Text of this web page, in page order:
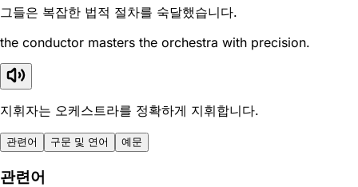
그들은 복잡한 법적 절차를 숙달했습니다.
the conductor masters the orchestra with precision.
지휘자는 오케스트라를 정확하게 지휘합니다.
관련어 구문 및 연어 예문
관련어